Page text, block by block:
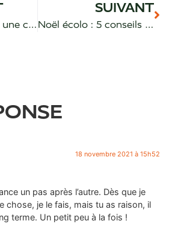
Bokeo, tout pour une cuisine éco-responsable
SUIVANT
Noël écolo : 5 conseils utiles
18 novembre 2021 à 15h52
un pas après l’autre. Dès que je
chose, je le fais, mais tu as raison, il
terme. Un petit peu à la fois !